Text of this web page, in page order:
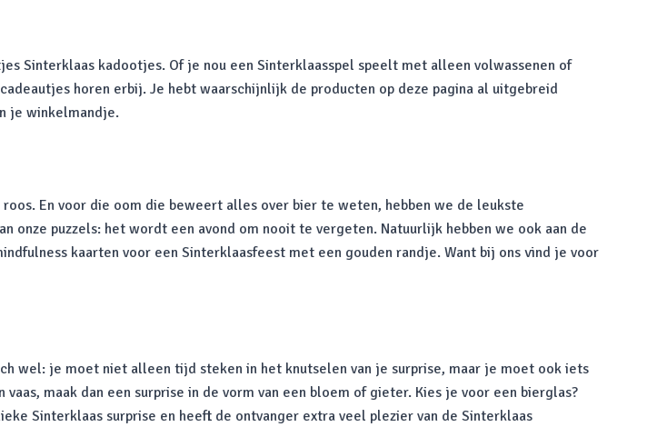
Sinterklaas kadootjes. Of je nou een Sinterklaasspel speelt met alleen volwassenen of
horen erbij. Je hebt waarschijnlijk de producten op deze pagina al uitgebreid
je winkelmandje.
En voor die oom die beweert alles over bier te weten, hebben we de leukste
onze puzzels: het wordt een avond om nooit te vergeten. Natuurlijk hebben we ook aan de
kaarten voor een Sinterklaasfeest met een gouden randje. Want bij ons vind je voor
wel: je moet niet alleen tijd steken in het knutselen van je surprise, maar je moet ook iets
maak dan een surprise in de vorm van een bloem of gieter. Kies je voor een bierglas?
Sinterklaas surprise en heeft de ontvanger extra veel plezier van de Sinterklaas